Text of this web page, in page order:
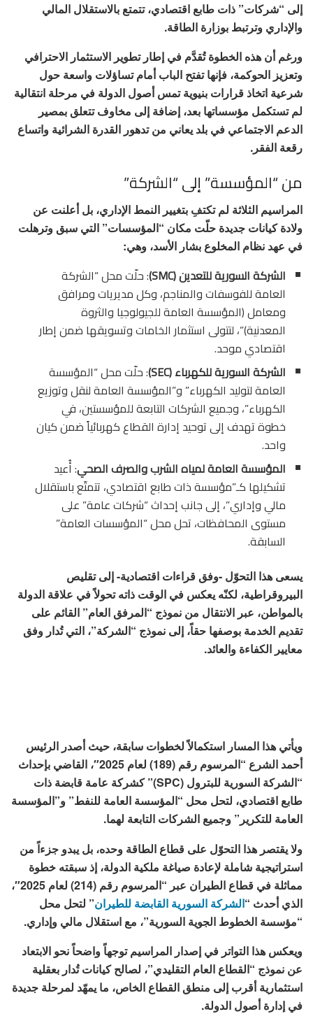
إلى “شركات” ذات طابع اقتصادي، تتمتع بالاستقلال المالي
والإداري وترتبط بوزارة الطاقة.
ورغم أن هذه الخطوة تُقدَّم في إطار تطوير الاستثمار الاحترافي
وتعزيز الحوكمة، فإنها تفتح الباب أمام تساؤلات واسعة حول
شرعية اتخاذ قرارات بنيوية تمس أصول الدولة في مرحلة انتقالية
لم تستكمل مؤسساتها بعد، إضافة إلى مخاوف تتعلق بمصير
الدعم الاجتماعي في بلد يعاني من تدهور القدرة الشرائية واتساع
رقعة الفقر.
من “المؤسسة” إلى “الشركة”
المراسيم الثلاثة لم تكتفِ بتغيير النمط الإداري، بل أعلنت عن
ولادة كيانات جديدة حلّت مكان “المؤسسات” التي سبق وترهلت
في عهد نظام المخلوع بشار الأسد، وهي:
الشركة السورية للتعدين (SMC)
: حلّت محل “الشركة
العامة للفوسفات والمناجم، وكل مديريات ومرافق
ومعامل (المؤسسة العامة للجيولوجيا والثروة
المعدنية)”، لتتولى استثمار الخامات وتسويقها ضمن إطار
اقتصادي موحد.
الشركة السورية للكهرباء (SEC)
: حلّت محل “المؤسسة
العامة لتوليد الكهرباء” و”المؤسسة العامة لنقل وتوزيع
الكهرباء”، وجميع الشركات التابعة للمؤسستين، في
خطوة تهدف إلى توحيد إدارة القطاع كهربائياً ضمن كيان
واحد.
المؤسسة العامة لمياه الشرب والصرف الصحي: أُعيد
تشكيلها كـ”مؤسسة ذات طابع اقتصادي، تتمتّع باستقلال
مالي وإداري”، إلى جانب إحداث “شركات عامة” على
مستوى المحافظات، تحل محل “المؤسسات العامة”
السابقة.
يسعى هذا التحوّل -وفق قراءات اقتصادية- إلى تقليص
البيروقراطية، لكنّه يعكس في الوقت ذاته تحولاً في علاقة الدولة
بالمواطن، عبر الانتقال من نموذج “المرفق العام” القائم على
تقديم الخدمة بوصفها حقاً، إلى نموذج “الشركة”، التي تُدار وفق
معايير الكفاءة والعائد.
ويأتي هذا المسار استكمالاً لخطوات سابقة، حيث أصدر الرئيس
أحمد الشرع “المرسوم رقم (189) لعام 2025″، القاضي بإحداث
“الشركة السورية للبترول (SPC)” كشركة عامة قابضة ذات
طابع اقتصادي، لتحل محل “المؤسسة العامة للنفط” و”المؤسسة
العامة للتكرير” وجميع الشركات التابعة لهما.
ولا يقتصر هذا التحوّل على قطاع الطاقة وحده، بل يبدو جزءاً من
استراتيجية شاملة لإعادة صياغة ملكية الدولة، إذ سبقته خطوة
مماثلة في قطاع الطيران عبر “المرسوم رقم (214) لعام 2025″،
الذي أحدث “الشركة السورية القابضة للطيران” لتحل محل
“مؤسسة الخطوط الجوية السورية”، مع استقلال مالي وإداري.
ويعكس هذا التواتر في إصدار المراسيم توجهاً واضحاً نحو الابتعاد
عن نموذج “القطاع العام التقليدي”، لصالح كيانات تُدار بعقلية
استثمارية أقرب إلى منطق القطاع الخاص، ما يمهّد لمرحلة جديدة
في إدارة أصول الدولة.